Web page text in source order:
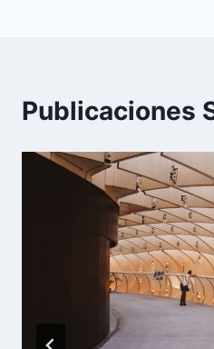
Publicaciones